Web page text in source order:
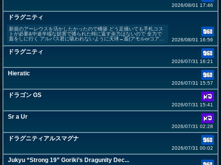
2026/08/01 17:46
ドラグニティ
新規のアーレウスを活かしたかったので構築 どう足掻いても手札コス
トが必要&中途半端な妨害で捲られた時に返す余力はないので 全力で
蓋をしに行く アルバス君に吸われないように天球→蓋(アモルorコア...
2026/08/01 16:56
ドラグニティ
2026/07/31 16:21
Hieratic
2026/07/31 15:57
ドラゴン GS
2026/07/31 15:41
Sr a Ur
2026/07/31 02:28
ドラグニティアルスマグナ
2026/07/31 00:02
Jukyu “Strong 19” Goriki’s Dragunity Dec...